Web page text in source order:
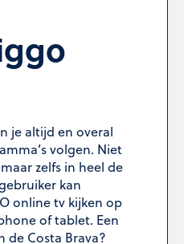
je altijd en overal
volgen. Niet
zelfs in heel de
kan
online tv kijken op
of tablet. Een
de Costa Brava?